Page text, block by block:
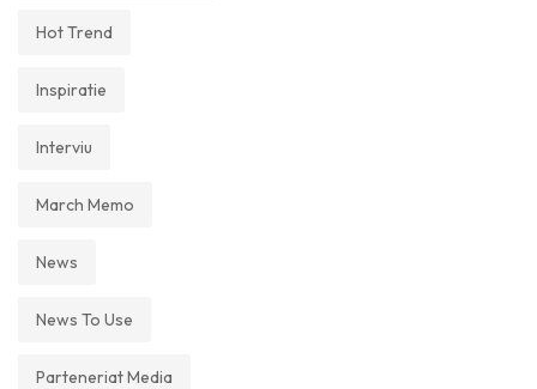
Hot Trend
Inspiratie
Interviu
March Memo
News
News To Use
Parteneriat Media